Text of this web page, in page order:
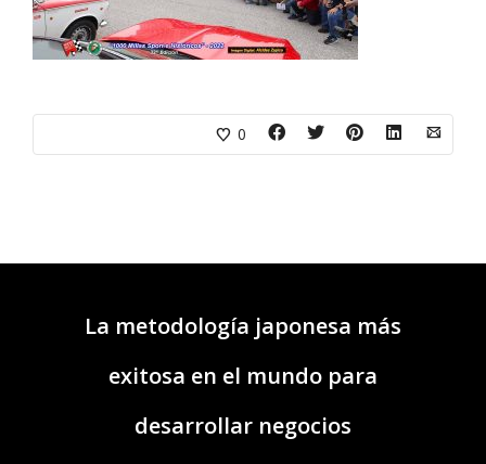
0
La metodología japonesa más
exitosa en el mundo para
desarrollar negocios